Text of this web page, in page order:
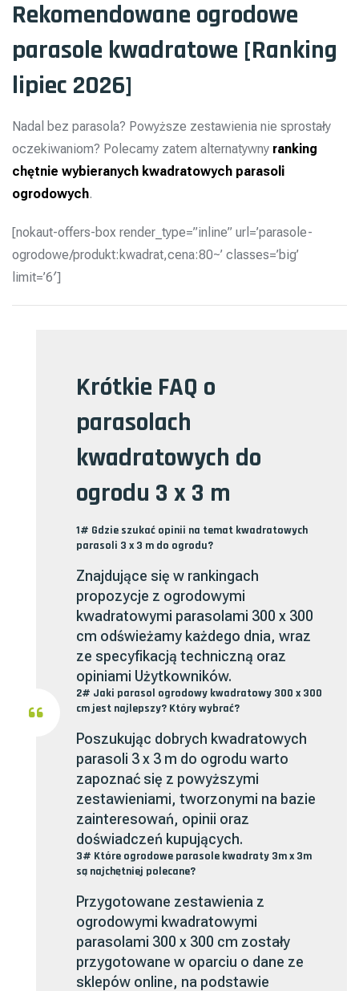
Rekomendowane ogrodowe
parasole kwadratowe [Ranking
lipiec 2026]
Nadal bez parasola? Powyższe zestawienia nie sprostały
oczekiwaniom? Polecamy zatem alternatywny ranking
chętnie wybieranych kwadratowych parasoli
ogrodowych.
[nokaut-offers-box render_type=”inline” url=’parasole-
ogrodowe/produkt:kwadrat,cena:80~’ classes=’big’
limit=’6′]
Krótkie FAQ o
parasolach
kwadratowych do
ogrodu 3 x 3 m
1# Gdzie szukać opinii na temat kwadratowych
parasoli 3 x 3 m do ogrodu?
Znajdujące się w rankingach
propozycje z ogrodowymi
kwadratowymi parasolami 300 x 300
cm odświeżamy każdego dnia, wraz
ze specyfikacją techniczną oraz
opiniami Użytkowników.
2# Jaki parasol ogrodowy kwadratowy 300 x 300
cm jest najlepszy? Który wybrać?
Poszukując dobrych kwadratowych
parasoli 3 x 3 m do ogrodu warto
zapoznać się z powyższymi
zestawieniami, tworzonymi na bazie
zainteresowań, opinii oraz
doświadczeń kupujących.
3# Które ogrodowe parasole kwadraty 3m x 3m
są najchętniej polecane?
Przygotowane zestawienia z
ogrodowymi kwadratowymi
parasolami 300 x 300 cm zostały
przygotowane w oparciu o dane ze
sklepów online, na podstawie